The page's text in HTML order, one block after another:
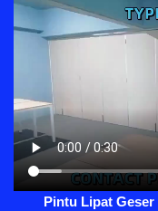
Pintu Lipat